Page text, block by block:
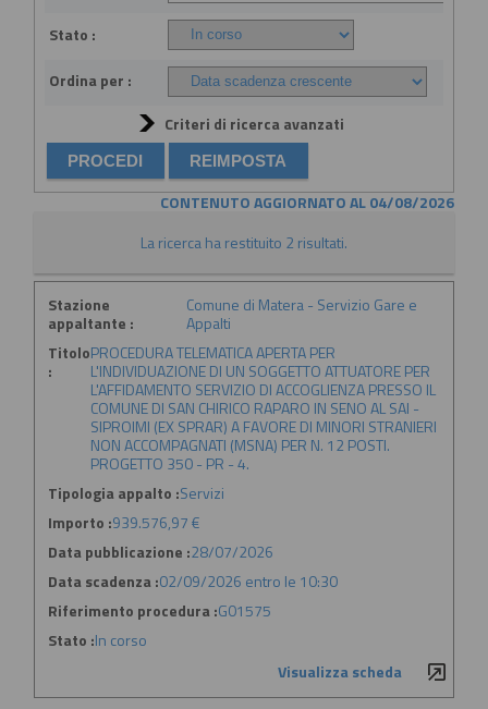
Stato :
Ordina per :
Criteri di ricerca avanzati
CONTENUTO AGGIORNATO AL 04/08/2026
La ricerca ha restituito 2 risultati.
Stazione
appaltante :
Comune di Matera - Servizio Gare e
Appalti
Titolo
:
PROCEDURA TELEMATICA APERTA PER
L'INDIVIDUAZIONE DI UN SOGGETTO ATTUATORE PER
L'AFFIDAMENTO SERVIZIO DI ACCOGLIENZA PRESSO IL
COMUNE DI SAN CHIRICO RAPARO IN SENO AL SAI -
SIPROIMI (EX SPRAR) A FAVORE DI MINORI STRANIERI
NON ACCOMPAGNATI (MSNA) PER N. 12 POSTI.
PROGETTO 350 - PR - 4.
Tipologia appalto :Servizi
Importo :939.576,97 €
Data pubblicazione :28/07/2026
Data scadenza :02/09/2026 entro le 10:30
Riferimento procedura :G01575
Stato :In corso
Visualizza scheda